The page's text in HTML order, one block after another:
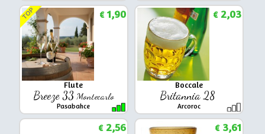
Flute
Breeze 33 Montecarlo
Pasabahce
TOP €1,90
Boccale
Britannia 28
Arcoroc
€2,03
€2,56 €3,61